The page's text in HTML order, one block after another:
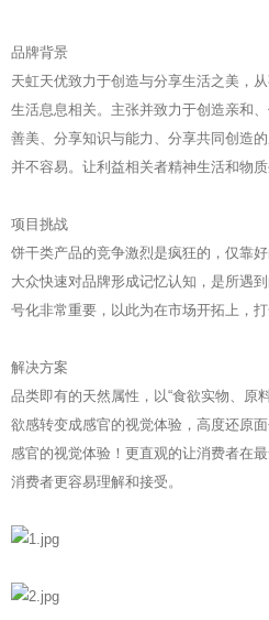
我们是谁
合作伙伴
联系
品牌背景
天虹天优致力于创造与分享生活之美，
生活息息相关。主张并致力于创造亲和
善美、分享知识与能力、分享共同创造
并不容易。让利益相关者精神生活和物质
项目挑战
饼干类产品的竞争激烈是疯狂的，仅靠
大众快速对品牌形成记忆认知，是所遇
号化非常重要，以此为在市场开拓上，打
解决方案
品类即有的天然属性，以“食欲实物、原
欲感转变成感官的视觉体验，高度还原
感官的视觉体验！更直观的让消费者在
消费者更容易理解和接受。